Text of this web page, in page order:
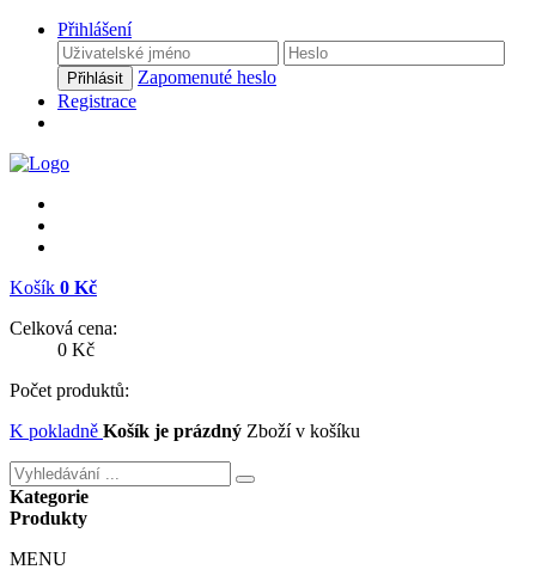
Přihlášení
Přihlásit
Zapomenuté heslo
Registrace
Košík 0 Kč
Celková cena:
0 Kč
Počet produktů:
K pokladně Košík je prázdný Zboží v košíku
Kategorie
Produkty
MENU